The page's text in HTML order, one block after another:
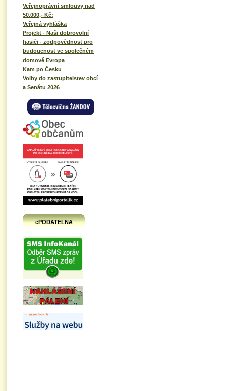
Veřejnoprávní smlouvy nad
50.000,- Kč:
Veřejná vyhláška
Projekt - Naši dobrovolní
hasiči - zodpovědnost pro
budoucnost ve společném
domově Evropa
Kam po Česku
Volby do zastupitelstev obcí
a Senátu 2026
ePODATELNA